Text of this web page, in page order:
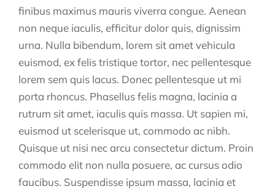
finibus maximus mauris viverra congue. Aenean
non neque iaculis, efficitur dolor quis, dignissim
urna. Nulla bibendum, lorem sit amet vehicula
euismod, ex felis tristique tortor, nec pellentesque
lorem sem quis lacus. Donec pellentesque ut mi
porta rhoncus. Phasellus felis magna, lacinia a
rutrum sit amet, iaculis quis massa. Ut sapien mi,
euismod ut scelerisque ut, commodo ac nibh.
Quisque ut nisi nec arcu consectetur dictum. Proin
commodo elit non nulla posuere, ac cursus odio
faucibus. Suspendisse ipsum massa, lacinia et